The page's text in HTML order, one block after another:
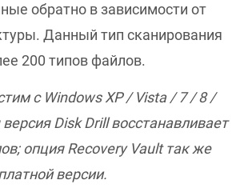
обратно в зависимости от
Данный тип сканирования
200 типов файлов.
с Windows XP / Vista / 7 / 8 /
Disk Drill восстанавливает
опция Recovery Vault так же
версии.